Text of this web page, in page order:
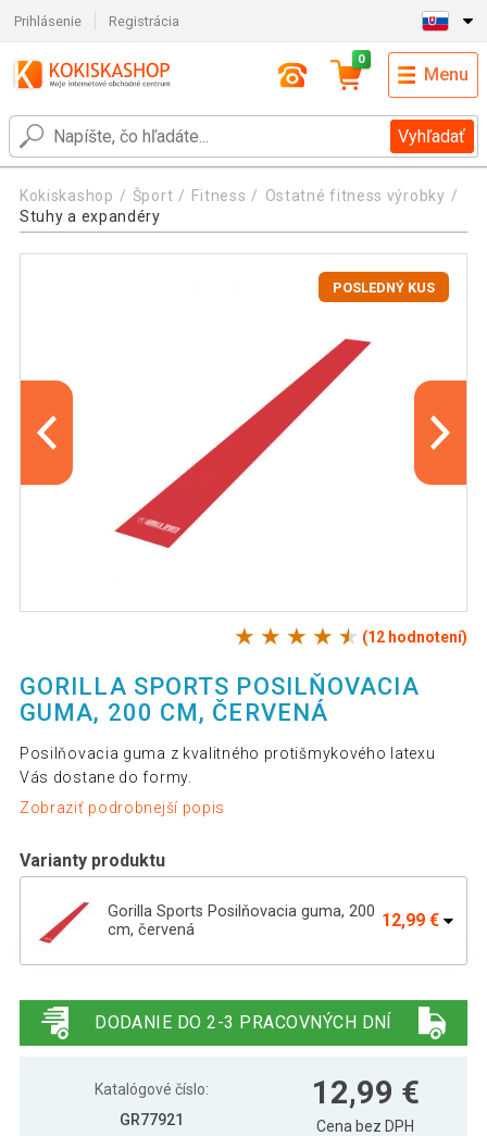
Prihlásenie Registrácia
Vyhľadať
0
Menu
Kokiskashop Šport Fitness
Ostatné fitness výrobky
Stuhy a expandéry
POSLEDNÝ KUS
(12 hodnotení)
GORILLA SPORTS POSILŇOVACIA
GUMA, 200 CM, ČERVENÁ
Posilňovacia guma z kvalitného protišmykového latexu
Vás dostane do formy.
Zobraziť podrobnejší popis
Varianty produktu
Gorilla Sports Posilňovacia guma, 200
cm, červená
12,99 €
cm, čierna
ružová
7,49 €
DODANIE DO 2-3 PRACOVNÝCH DNÍ
Katalógové číslo:
GR77921
12,99 €
Cena bez DPH